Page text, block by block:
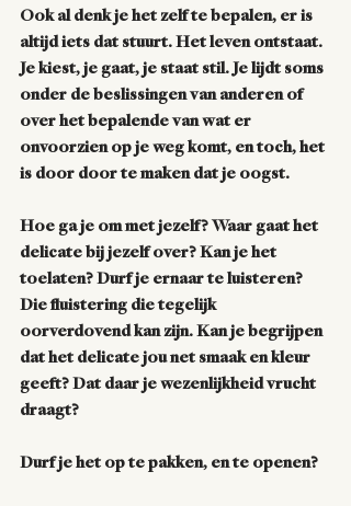
Ook al denk je het zelf te bepalen, er is
altijd iets dat stuurt. Het leven ontstaat.
Je kiest, je gaat, je staat stil. Je lijdt soms
onder de beslissingen van anderen of
over het bepalende van wat er
onvoorzien op je weg komt, en toch, het
is door door te maken dat je oogst.
Hoe ga je om met jezelf? Waar gaat het
delicate bij jezelf over? Kan je het
toelaten? Durf je ernaar te luisteren?
Die fluistering die tegelijk
oorverdovend kan zijn. Kan je begrijpen
dat het delicate jou net smaak en kleur
geeft? Dat daar je wezenlijkheid vrucht
draagt?
Durf je het op te pakken, en te openen?